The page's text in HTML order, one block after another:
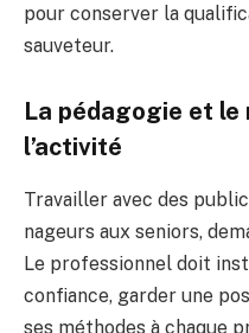
pour conserver la
sauveteur.
La pédagogie et
l’activité
Travailler avec des
nageurs aux seniors,
Le professionnel doit
confiance, garder une
ses méthodes à chaque